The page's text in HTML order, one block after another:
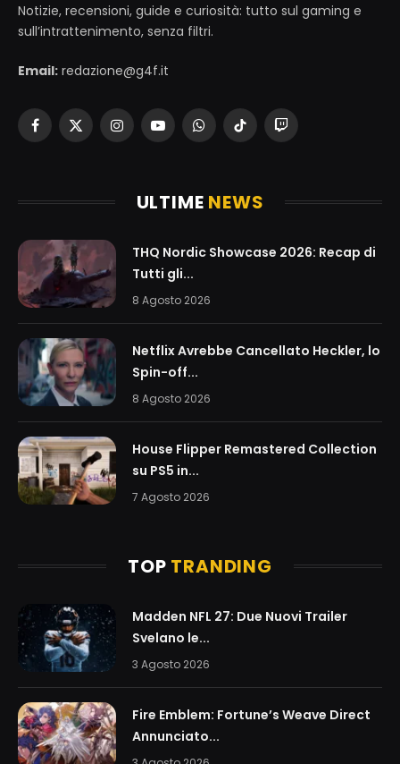
Notizie, recensioni, guide e curiosità: tutto sul gaming e
sull’intrattenimento, senza filtri.
Email: redazione@g4f.it
Facebook
X
InstagramYouTubeWhatsAppTikTokTwitch
ULTIME NEWS
THQ Nordic Showcase 2026: Recap di
Tutti gli...
8 Agosto 2026
Netflix Avrebbe Cancellato Heckler, lo
Spin-off...
8 Agosto 2026
House Flipper Remastered Collection
su PS5 in...
7 Agosto 2026
TOP TRANDING
Madden NFL 27: Due Nuovi Trailer
Svelano le...
3 Agosto 2026
Fire Emblem: Fortune’s Weave Direct
Annunciato...